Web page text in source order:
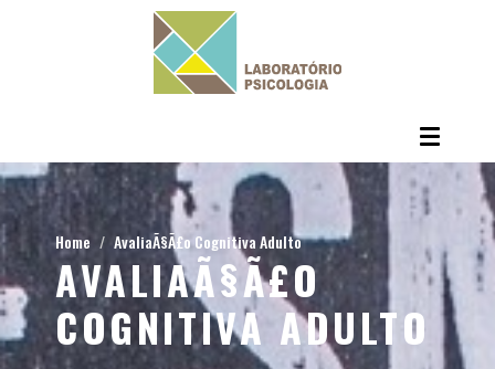
Home AvaliaÃ§Ã£o Cognitiva Adulto
AVALIAÃ§Ã£O
COGNITIVA ADULTO